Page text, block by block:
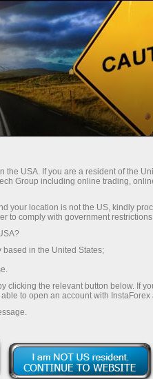
مع إنستا
الأسعار
مواتية
فوركس
30%
عروض ترويجية وعروض خاصة أخرى.
في
جائزة
the USA. If you are a resident of the
Group including online trading,
your location is not the US, kindly
to comply with government
in the United States;
clicking the relevant button below. If
to open an account with InstaForex